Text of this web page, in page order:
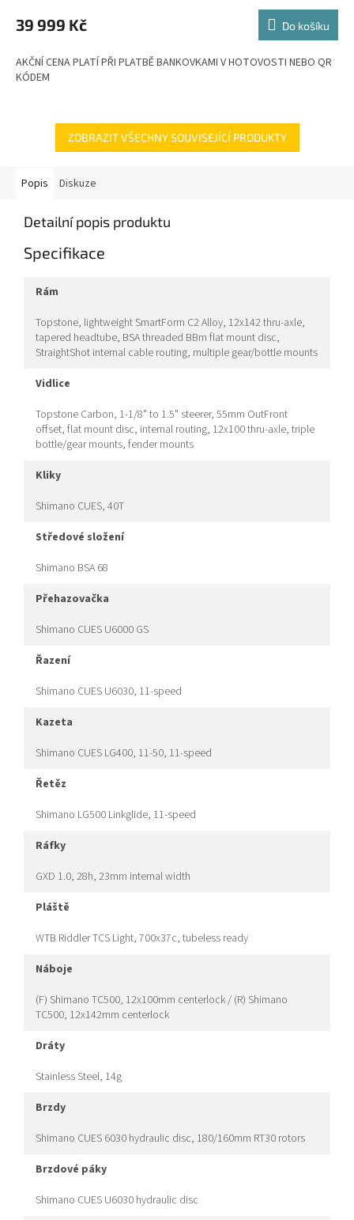
M
A
39 999 Kč Do košíku
AKČNÍ CENA PLATÍ PŘI PLATBĚ BANKOVKAMI V HOTOVOSTI NEBO QR
KÓDEM
ZOBRAZIT VŠECHNY SOUVISEJÍCÍ PRODUKTY
Popis Diskuze
Detailní popis produktu
Specifikace
rám
Topstone, lightweight SmartForm C2 Alloy, 12x142 thru-axle,
tapered headtube, BSA threaded BBm flat mount disc,
StraightShot internal cable routing, multiple gear/bottle mounts
vidlice
Topstone Carbon, 1-1/8" to 1.5" steerer, 55mm OutFront
offset, flat mount disc, internal routing, 12x100 thru-axle, triple
bottle/gear mounts, fender mounts
kliky
Shimano CUES, 40T
středové složení
Shimano BSA 68
přehazovačka
Shimano CUES U6000 GS
řazení
Shimano CUES U6030, 11-speed
kazeta
Shimano CUES LG400, 11-50, 11-speed
řetěz
Shimano LG500 Linkglide, 11-speed
ráfky
GXD 1.0, 28h, 23mm internal width
pláště
WTB Riddler TCS Light, 700x37c, tubeless ready
náboje
(F) Shimano TC500, 12x100mm centerlock / (R) Shimano
TC500, 12x142mm centerlock
dráty
Stainless Steel, 14g
brzdy
Shimano CUES 6030 hydraulic disc, 180/160mm RT30 rotors
brzdové páky
Shimano CUES U6030 hydraulic disc